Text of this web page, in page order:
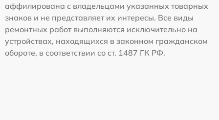
аффилирована с владельцами указанных товарных
знаков и не представляет их интересы. Все виды
ремонтных работ выполняются исключительно на
устройствах, находящихся в законном гражданском
обороте, в соответствии со ст. 1487 ГК РФ.